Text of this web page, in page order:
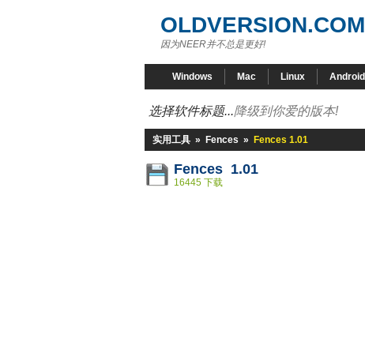
OLDVERSION.COM
因为NEER并不总是更好!
Windows Mac Linux Android
选择软件标题...降级到你爱的版本!
实用工具 » Fences » Fences 1.01
Fences 1.01
16445 下载